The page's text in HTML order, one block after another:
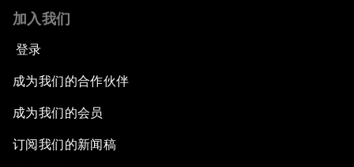
加入我们
登录
成为我们的合作伙伴
成为我们的会员
订阅我们的新闻稿